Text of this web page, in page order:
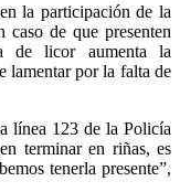
la participación de la
caso de que presenten
de licor aumenta la
lamentar por la falta de
línea 123 de la Policía
terminar en riñas, es
tenerla presente”,